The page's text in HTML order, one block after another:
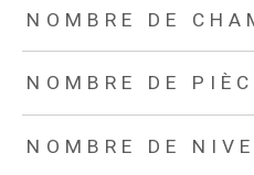
NOMBRE DE
NOMBRE DE
NOMBRE DE